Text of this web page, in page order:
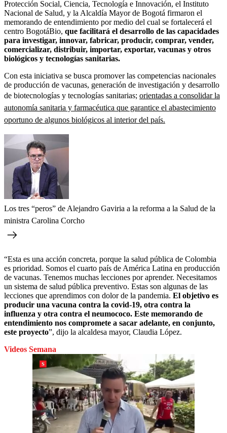
Protección Social, Ciencia, Tecnología e Innovación, el Instituto
Nacional de Salud, y la Alcaldía Mayor de Bogotá firmaron el
memorando de entendimiento por medio del cual se fortalecerá el
centro BogotáBio, que facilitará el desarrollo de las capacidades
para investigar, innovar, fabricar, producir, comprar, vender,
comercializar, distribuir, importar, exportar, vacunas y otros
biológicos y tecnologías sanitarias.
Con esta iniciativa se busca promover las competencias nacionales
de producción de vacunas, generación de investigación y desarrollo
de biotecnologías y tecnologías sanitarias; orientadas a consolidar la
autonomía sanitaria y farmacéutica que garantice el abastecimiento
oportuno de algunos biológicos al interior del país.
Los tres “peros” de Alejandro Gaviria a la reforma a la Salud de la
ministra Carolina Corcho
“Esta es una acción concreta, porque la salud pública de Colombia
es prioridad. Somos el cuarto país de América Latina en producción
de vacunas. Tenemos muchas lecciones por aprender. Necesitamos
un sistema de salud pública preventivo. Estas son algunas de las
lecciones que aprendimos con dolor de la pandemia. El objetivo es
producir una vacuna contra la covid-19, otra contra la
influenza y otra contra el neumococo. Este memorando de
entendimiento nos compromete a sacar adelante, en conjunto,
este proyecto”, dijo la alcaldesa mayor, Claudia López.
Videos Semana